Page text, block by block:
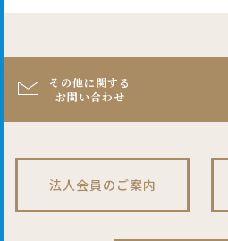
その他に関する
お問い合わせ
法人会員のご案内